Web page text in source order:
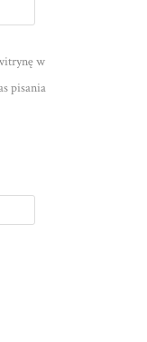
w
pisania